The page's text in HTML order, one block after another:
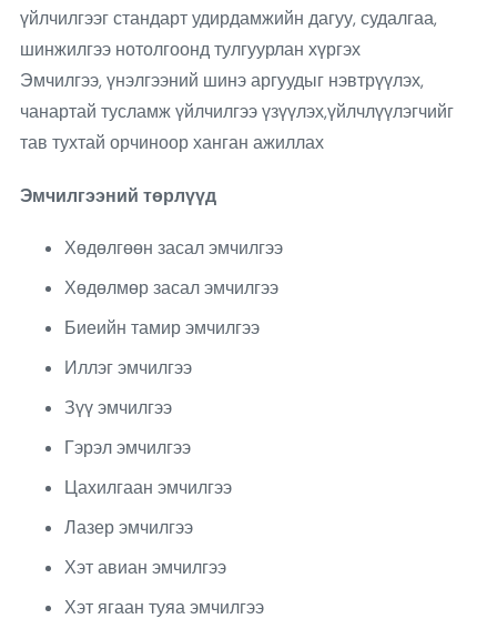
үйлчилгээг стандарт удирдамжийн дагуу, судалгаа,
шинжилгээ нотолгоонд тулгуурлан хүргэх
Эмчилгээ, үнэлгээний шинэ аргуудыг нэвтрүүлэх,
чанартай тусламж үйлчилгээ үзүүлэх,үйлчлүүлэгчийг
тав тухтай орчиноор ханган ажиллах
Эмчилгээний төрлүүд
Хөдөлгөөн засал эмчилгээ
Хөдөлмөр засал эмчилгээ
Биеийн тамир эмчилгээ
Иллэг эмчилгээ
Зүү эмчилгээ
Гэрэл эмчилгээ
Цахилгаан эмчилгээ
Лазер эмчилгээ
Хэт авиан эмчилгээ
Хэт ягаан туяа эмчилгээ